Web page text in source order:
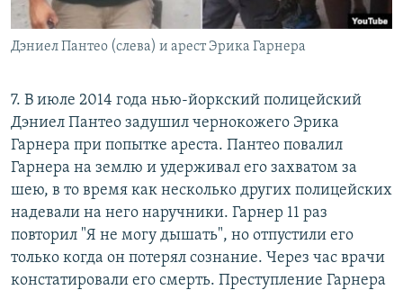
Дэниел Пантео (слева) и арест Эрика Гарнера
7. В июле 2014 года нью-йоркский полицейский
Дэниел Пантео задушил чернокожего Эрика
Гарнера при попытке ареста. Пантео повалил
Гарнера на землю и удерживал его захватом за
шею, в то время как несколько других полицейских
надевали на него наручники. Гарнер 11 раз
повторил "Я не могу дышать", но отпустили его
только когда он потерял сознание. Через час врачи
констатировали его смерть. Преступление Гарнера